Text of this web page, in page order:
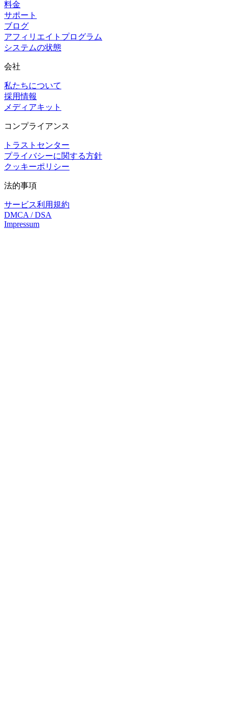
料金
サポート
ブログ
アフィリエイトプログラム
システムの状態
会社
私たちについて
採用情報
メディアキット
コンプライアンス
トラストセンター
プライバシーに関する方針
クッキーポリシー
法的事項
サービス利用規約
DMCA / DSA
Impressum